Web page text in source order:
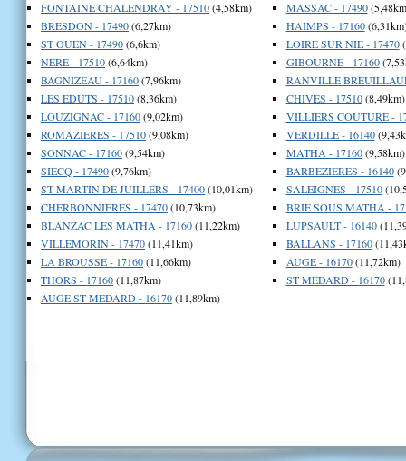
FONTAINE CHALENDRAY - 17510(4,58km)
BRESDON - 17490(6,27km)
ST OUEN - 17490(6,6km)
NERE - 17510(6,64km)
BAGNIZEAU - 17160(7,96km)
LES EDUTS - 17510(8,36km)
LOUZIGNAC - 17160(9,02km)
ROMAZIERES - 17510(9,08km)
SONNAC - 17160(9,54km)
SIECQ - 17490(9,76km)
ST MARTIN DE JUILLERS - 17400(10,01km)
CHERBONNIERES - 17470(10,73km)
BLANZAC LES MATHA - 17160(11,22km)
VILLEMORIN - 17470(11,41km)
LA BROUSSE - 17160(11,66km)
THORS - 17160(11,87km)
AUGE ST MEDARD - 16170(11,89km)
MASSAC - 17490
HAIMPS - 17160
LOIRE SUR NIE - 17470
GIBOURNE - 17160
RANVILLE
CHIVES - 17510(8,49km)
VILLIERS COUTURE -
VERDILLE - 16140
MATHA - 17160(9,58km)
BARBEZIERES - 16140
SALEIGNES - 17510
BRIE SOUS MATHA -
LUPSAULT - 16140
BALLANS - 17160
AUGE - 16170(11,72km)
ST MEDARD - 16170